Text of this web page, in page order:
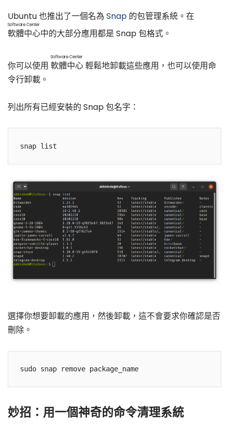
Ubuntu 也推出了一個名為 Snap 的包管理系統。在
軟體中心
Software Center
中的大部分應用都是 Snap 包格式。
你可以使用 軟體中心
Software Center
輕鬆地卸載這些應用，也可以使用命
令行卸載。
列出所有已經安裝的 Snap 包名字：
選擇你想要卸載的應用，然後卸載，這不會要求你確認是否
刪除。
妙招：用一個神奇的命令清理系統